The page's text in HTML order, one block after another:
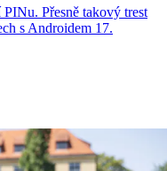
Přesně takový trest
s Androidem 17.